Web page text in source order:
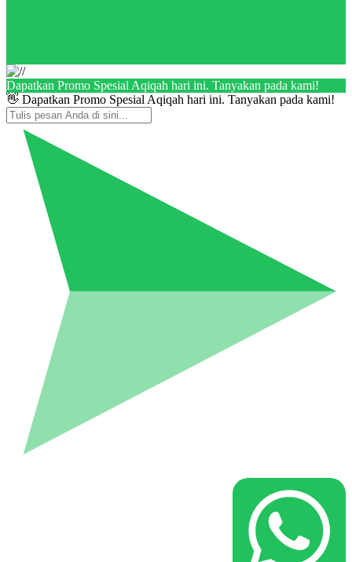
Dapatkan Promo Spesial Aqiqah hari ini. Tanyakan pada kami!
👋 Dapatkan Promo Spesial Aqiqah hari ini. Tanyakan pada kami!